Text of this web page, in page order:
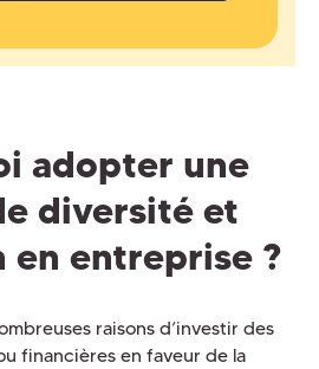
adopter une
diversité et
en entreprise ?
raisons d’investir des
financières en faveur de la